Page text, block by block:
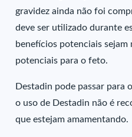
gravidez ainda não foi
deve ser utilizado durante
benefícios potenciais sejam
potenciais para o feto.
Destadin pode passar para
o uso de Destadin não é
que estejam amamentando.